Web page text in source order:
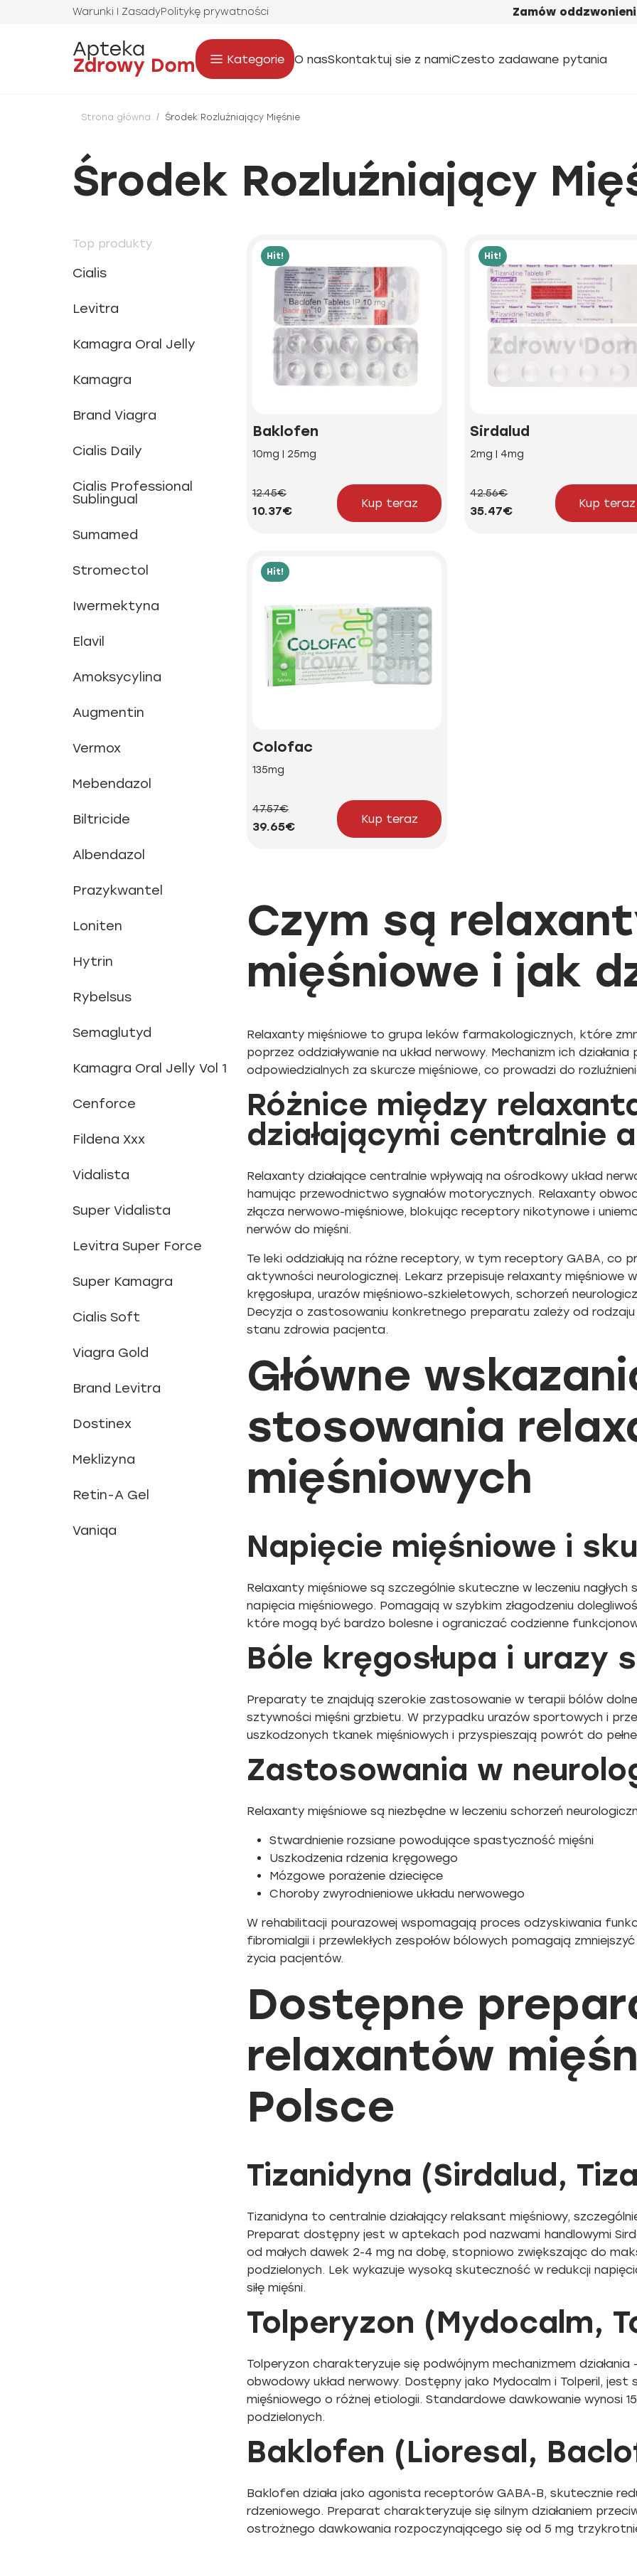
Warunki I ZasadyPolitykę prywatności Zamów
Kategorie O nasSkontaktuj sie z namiCzesto zadawane pytania
Strona główna / Środek Rozluźniający Mięśnie
Środek Rozluźniający
Top produkty
Cialis
Levitra
Kamagra Oral Jelly
Kamagra
Brand Viagra
Cialis Daily
Cialis Professional
Sublingual
Sumamed
Stromectol
Iwermektyna
Elavil
Amoksycylina
Augmentin
Vermox
Mebendazol
Biltricide
Albendazol
Prazykwantel
Loniten
Hytrin
Rybelsus
Semaglutyd
Kamagra Oral Jelly Vol 1
Cenforce
Fildena Xxx
Vidalista
Super Vidalista
Levitra Super Force
Super Kamagra
Cialis Soft
Viagra Gold
Brand Levitra
Dostinex
Meklizyna
Retin-A Gel
Vaniqa
Hit!
Baklofen
10mg | 25mg
12.45€
10.37€
Kup teraz
Hit!
Sirdalud
2mg | 4mg
42.56€
35.47€
Kup teraz
Hit!
Colofac
135mg
47.57€
39.65€
Kup teraz
Czym są
mięśniowe i jak
Relaxanty mięśniowe to grupa leków farmakologicznych, które
poprzez oddziaływanie na układ nerwowy. Mechanizm ich
odpowiedzialnych za skurcze mięśniowe, co prowadzi do
Różnice między
działającymi centralnie
Relaxanty działające centralnie wpływają na ośrodkowy układ
hamując przewodnictwo sygnałów motorycznych. Relaxanty
złącza nerwowo-mięśniowe, blokując receptory nikotynowe i
nerwów do mięśni.
Te leki oddziałują na różne receptory, w tym receptory GABA, co
aktywności neurologicznej. Lekarz przepisuje relaxanty
kręgosłupa, urazów mięśniowo-szkieletowych, schorzeń
Decyzja o zastosowaniu konkretnego preparatu zależy od
stanu zdrowia pacjenta.
Główne
stosowania
mięśniowych
Napięcie mięśniowe i
Relaxanty mięśniowe są szczególnie skuteczne w leczeniu
napięcia mięśniowego. Pomagają w szybkim złagodzeniu
które mogą być bardzo bolesne i ograniczać codzienne
Bóle kręgosłupa i urazy
Preparaty te znajdują szerokie zastosowanie w terapii bólów
sztywności mięśni grzbietu. W przypadku urazów sportowych i
uszkodzonych tkanek mięśniowych i przyspieszają powrót do
Zastosowania w
Relaxanty mięśniowe są niezbędne w leczeniu schorzeń
Stwardnienie rozsiane powodujące spastyczność mięśni
Uszkodzenia rdzenia kręgowego
Mózgowe porażenie dziecięce
Choroby zwyrodnieniowe układu nerwowego
W rehabilitacji pourazowej wspomagają proces odzyskiwania
fibromialgii i przewlekłych zespołów bólowych pomagają
życia pacjentów.
Dostępne
relaxantów
Polsce
Tizanidyna (Sirdalud,
Tizanidyna to centralnie działający relaksant mięśniowy,
Preparat dostępny jest w aptekach pod nazwami handlowymi
od małych dawek 2-4 mg na dobę, stopniowo zwiększając do
podzielonych. Lek wykazuje wysoką skuteczność w redukcji
siłę mięśni.
Tolperyzon (Mydocalm,
Tolperyzon charakteryzuje się podwójnym mechanizmem
obwodowy układ nerwowy. Dostępny jako Mydocalm i Tolperil,
mięśniowego o różnej etiologii. Standardowe dawkowanie wynosi
podzielonych.
Baklofen (Lioresal,
Baklofen działa jako agonista receptorów GABA-B, skutecznie
rdzeniowego. Preparat charakteryzuje się silnym działaniem
ostrożnego dawkowania rozpoczynającego się od 5 mg